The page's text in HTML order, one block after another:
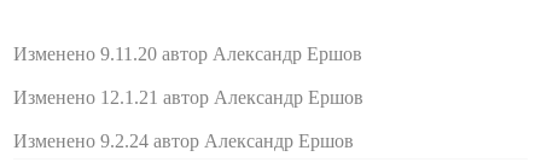
Изменено 9.11.20 автор Александр Ершов
Изменено 12.1.21 автор Александр Ершов
Изменено 9.2.24 автор Александр Ершов